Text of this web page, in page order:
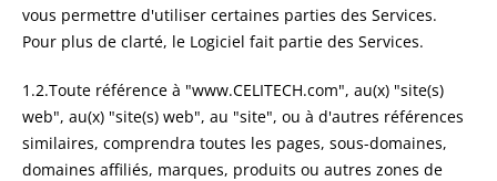
vous permettre d'utiliser certaines parties des Services.
Pour plus de clarté, le Logiciel fait partie des Services.
1.2.Toute référence à "www.CELITECH.com", au(x) "site(s)
web", au(x) "site(s) web", au "site", ou à d'autres références
similaires, comprendra toutes les pages, sous-domaines,
domaines affiliés, marques, produits ou autres zones de